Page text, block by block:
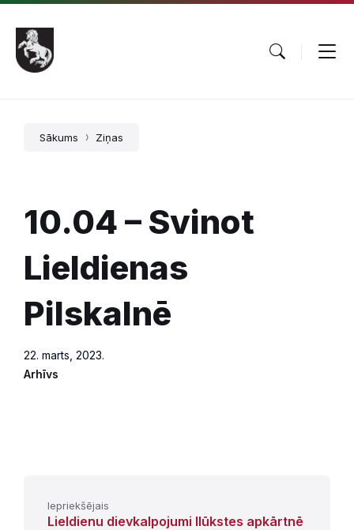
Pāriet
saturu
Skip
main
navigation
Skip
footer
Sākums Ziņas
10.04 – Svinot
Lieldienas
Pilskalnē
22. marts, 2023.
Arhīvs
Iepriekšējais
Lieldienu dievkalpojumi Ilūkstes apkārtnē